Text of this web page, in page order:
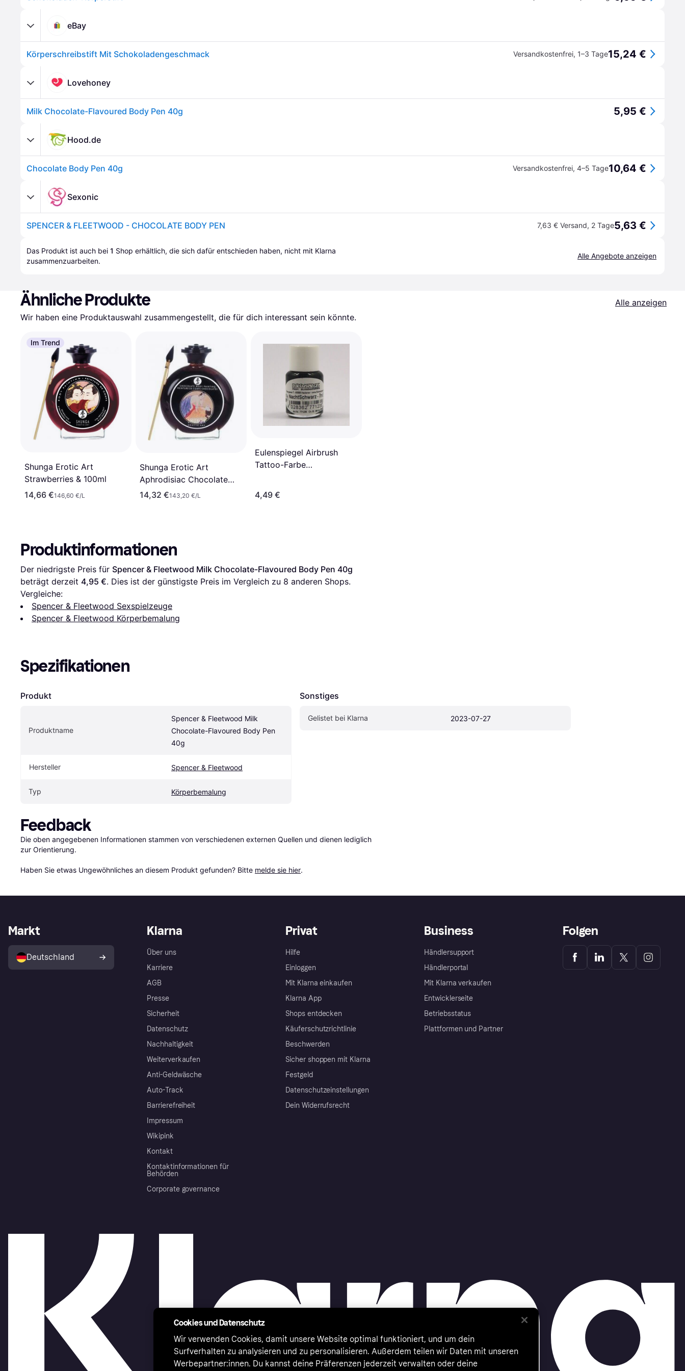
eBay
Körperschreibstift Mit Schokoladengeschmack Versandkostenfrei, 1–3 Tage15,24 €
Lovehoney
Milk Chocolate-Flavoured Body Pen 40g 5,95 €
Hood.de
Chocolate Body Pen 40g Versandkostenfrei, 4–5 Tage10,64 €
Sexonic
SPENCER & FLEETWOOD - CHOCOLATE BODY PEN 7,63 € Versand, 2 Tage5,63 €
Das Produkt ist auch bei 1 Shop erhältlich, die sich dafür entschieden haben, nicht mit Klarna
zusammenzuarbeiten.
Alle Angebote anzeigen
Ähnliche Produkte
Alle anzeigen
Wir haben eine Produktauswahl zusammengestellt, die für dich interessant sein könnte.
Im Trend
Shunga Erotic Art
Strawberries & 100ml
14,66 €146,60 €/L
Shunga Erotic Art
Aphrodisiac Chocolate
100ml
14,32 €143,20 €/L
Eulenspiegel Airbrush
Tattoo-Farbe
4,49 €
Produktinformationen
Der niedrigste Preis für Spencer & Fleetwood Milk Chocolate-Flavoured Body Pen 40g
beträgt derzeit 4,95 €. Dies ist der günstigste Preis im Vergleich zu 8 anderen Shops.
Vergleiche:
Spencer & Fleetwood Sexspielzeuge
Spencer & Fleetwood Körperbemalung
Spezifikationen
Produkt
Produktname
Spencer & Fleetwood Milk
Chocolate-Flavoured Body Pen
40g
Hersteller Spencer & Fleetwood
Typ Körperbemalung
Sonstiges
Gelistet bei Klarna 2023-07-27
Feedback
Die oben angegebenen Informationen stammen von verschiedenen externen Quellen und dienen lediglich
zur Orientierung.
Haben Sie etwas Ungewöhnliches an diesem Produkt gefunden? Bitte melde sie hier.
Klarna
Über uns
Karriere
AGB
Presse
Sicherheit
Datenschutz
Nachhaltigkeit
Weiterverkaufen
Anti-Geldwäsche
Auto-Track
Barrierefreiheit
Impressum
Wikipink
Kontakt
Kontaktinformationen für
Behörden
Corporate governance
Privat
Hilfe
Einloggen
Mit Klarna einkaufen
Klarna App
Shops entdecken
Käuferschutzrichtlinie
Beschwerden
Sicher shoppen mit Klarna
Festgeld
Datenschutzeinstellungen
Dein Widerrufsrecht
Business
Händlersupport
Händlerportal
Mit Klarna verkaufen
Entwicklerseite
Betriebsstatus
Plattformen und Partner
Markt
Deutschland
Folgen
Cookies und Datenschutz
Wir verwenden Cookies, damit unsere Website optimal funktioniert, und um dein
Surfverhalten zu analysieren und zu personalisieren. Außerdem teilen wir Daten mit unseren
Werbepartner:innen. Du kannst deine Präferenzen jederzeit verwalten oder deine